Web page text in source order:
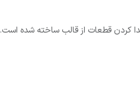
کردن قطعات از قالب ساخته شده است.